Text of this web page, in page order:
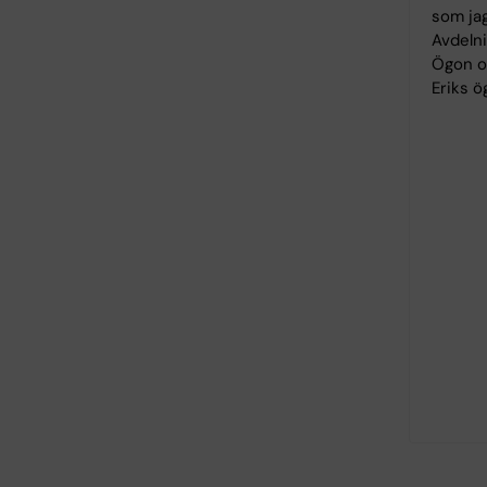
som
Ögon
Eriks